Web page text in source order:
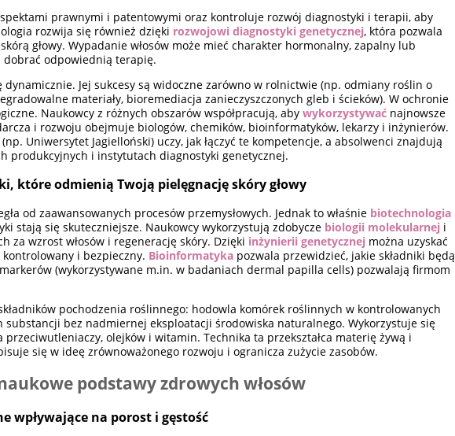
prawnymi i patentowymi oraz kontroluje rozwój diagnostyki i terapii, aby
rozwija się również dzięki rozwojowi diagnostyki genetycznej, która pozwala
głowy. Wypadanie włosów może mieć charakter hormonalny, zapalny lub
dobrać odpowiednią terapię.
Jej sukcesy są widoczne zarówno w rolnictwie (np. odmiany roślin o
materiały, bioremediacja zanieczyszczonych gleb i ścieków). W ochronie
Naukowcy z różnych obszarów współpracują, abywykorzystywać najnowsze
i rozwoju obejmuje biologów, chemików, bioinformatyków, lekarzy i inżynierów.
Uniwersytet Jagielloński) uczy, jak łączyć te kompetencje, a absolwenci znajdują
produkcyjnych i instytutach diagnostyki genetycznej.
które odmienią Twoją pielęgnację skóry głowy
od zaawansowanych procesów przemysłowych. Jednak to właśnie biotechnologia
stają się skuteczniejsze. Naukowcy wykorzystują zdobycze biologii molekularnej i
za wzrost włosów i regenerację skóry. Dzięki inżynierii genetycznej można uzyskać
i bezpieczny. Bioinformatyka pozwala przewidzieć, jakie składniki będą
(wykorzystywane m.in. w badaniach dermal papilla cells) pozwalają firmom
pochodzenia roślinnego: hodowla komórek roślinnych w kontrolowanych
bez nadmiernej eksploatacji środowiska naturalnego. Wykorzystuje się
olejków i witamin. Technika ta przekształca materię żywą i
się w ideę zrównoważonego rozwoju i ogranicza zużycie zasobów.
podstawy zdrowych włosów
wpływające na porost i gęstość